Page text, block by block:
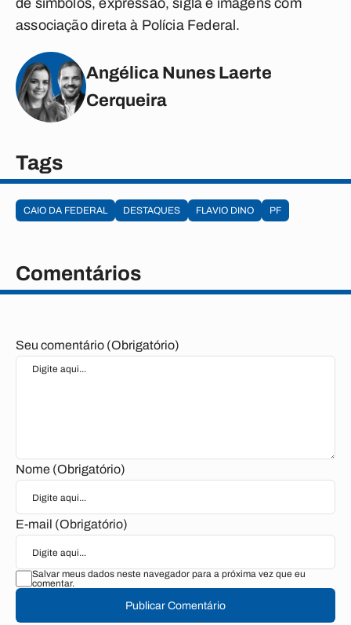
de símbolos, expressão, sigla e imagens com
associação direta à Polícia Federal.
Angélica Nunes Laerte
Cerqueira
Tags
CAIO DA FEDERAL DESTAQUES FLAVIO DINO PF
Comentários
Seu comentário (Obrigatório)
Nome (Obrigatório)
E-mail (Obrigatório)
Salvar meus dados neste navegador para a próxima vez que eu
comentar.
Publicar Comentário